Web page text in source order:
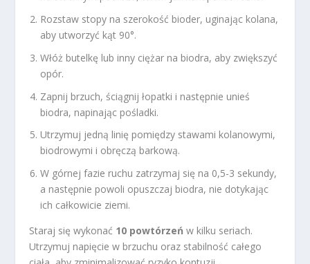
Rozstaw stopy na szerokość bioder, uginając kolana,
aby utworzyć kąt 90°.
Włóż butelkę lub inny ciężar na biodra, aby zwiększyć
opór.
Zapnij brzuch, ściągnij łopatki i następnie unieś
biodra, napinając pośladki.
Utrzymuj jedną linię pomiędzy stawami kolanowymi,
biodrowymi i obręczą barkową.
W górnej fazie ruchu zatrzymaj się na 0,5-3 sekundy,
a następnie powoli opuszczaj biodra, nie dotykając
ich całkowicie ziemi.
Staraj się wykonać 10 powtórzeń w kilku seriach.
Utrzymuj napięcie w brzuchu oraz stabilność całego